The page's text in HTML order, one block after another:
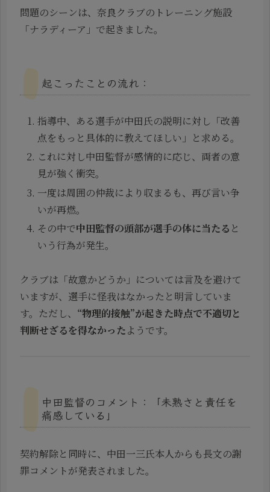
問題のシーンは、奈良クラブのトレーニング施設
「ナラディーア」で起きました。
起こったことの流れ：
指導中、ある選手が中田氏の説明に対し「改善
点をもっと具体的に教えてほしい」と求める。
これに対し中田監督が感情的に応じ、両者の意
見が強く衝突。
一度は周囲の仲裁により収まるも、再び言い争
いが再燃。
その中で中田監督の頭部が選手の体に当たる と
いう行為が発生。
クラブは「故意かどうか」については言及を避けて
いますが、選手に怪我はなかったと明言していま
す。ただし、 “物理的接触”が起きた時点で不適切と
判断せざるを得なかったようです。
中田監督のコメント：「未熟さと責任を
痛感している」
契約解除と同時に、中田一三氏本人からも長文の謝
罪コメントが発表されました。